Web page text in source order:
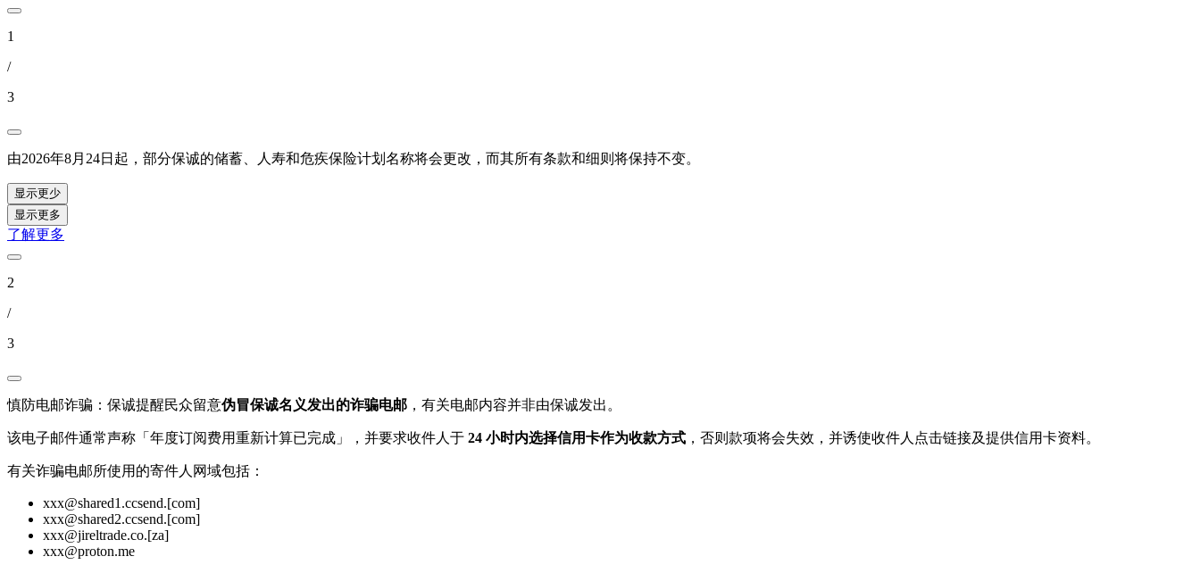
1
/
3
由2026年8月24日起，部分保诚的储蓄、人寿和危疾保险计划名称将会更改，而其所有条款和细则将保持不变。
显示更少
显示更多
了解更多
2
/
3
慎防电邮诈骗：保诚提醒民众留意伪冒保诚名义发出的诈骗电邮 ，有关电邮内容并非由保诚发出。
该电子邮件通常声称「年度订阅费用重新计算已完成」，并要求收件人于 24 小时内选择信用卡作为收款方式 ，否则款项将会失效，并诱使收件人点击链接及提供信用卡资料。
有关诈骗电邮所使用的寄件人网域包括：
xxx@shared1.ccsend.[com]
xxx@shared2.ccsend.[com]
xxx@jireltrade.co.[za]
xxx@proton.me